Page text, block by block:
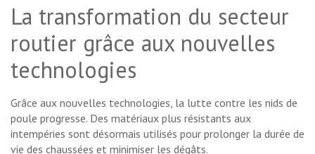
La transformation du secteur
routier grâce aux nouvelles
technologies
Grâce aux nouvelles technologies, la lutte contre les nids de
poule progresse. Des matériaux plus résistants aux
intempéries sont désormais utilisés pour prolonger la durée de
vie des chaussées et minimiser les dégâts.